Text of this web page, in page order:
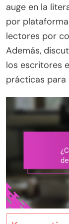
auge en la
por
lectores por
Además,
los escritores
prácticas